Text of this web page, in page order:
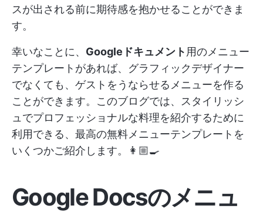
スが出される前に期待感を抱かせることができま
す。
幸いなことに、 Googleドキュメント 用のメニュー
テンプレートがあれば、グラフィックデザイナー
でなくても、ゲストをうならせるメニューを作る
ことができます。このブログでは、スタイリッシ
ュでプロフェッショナルな料理を紹介するために
利用できる、最高の無料メニューテンプレートを
いくつかご紹介します。👩🏼‍🍳
Google Docsのメニュ